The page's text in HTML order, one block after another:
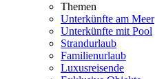
Themen
Unterkünfte am Meer
Unterkünfte mit Pool
Strandurlaub
Familienurlaub
Luxusreisende